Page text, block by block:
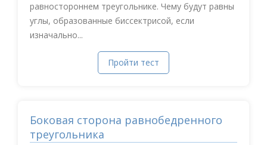
равностороннем треугольнике. Чему будут равны
углы, образованные биссектрисой, если
изначально...
Пройти тест
Боковая сторона равнобедренного
треугольника